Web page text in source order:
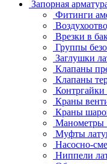
Запорная
Фитинги
Врезки в
Группы
Заглушки
Клапаны
Клапаны
Краны
Краны
Манометры
Муфты
Насосно-
Ниппели